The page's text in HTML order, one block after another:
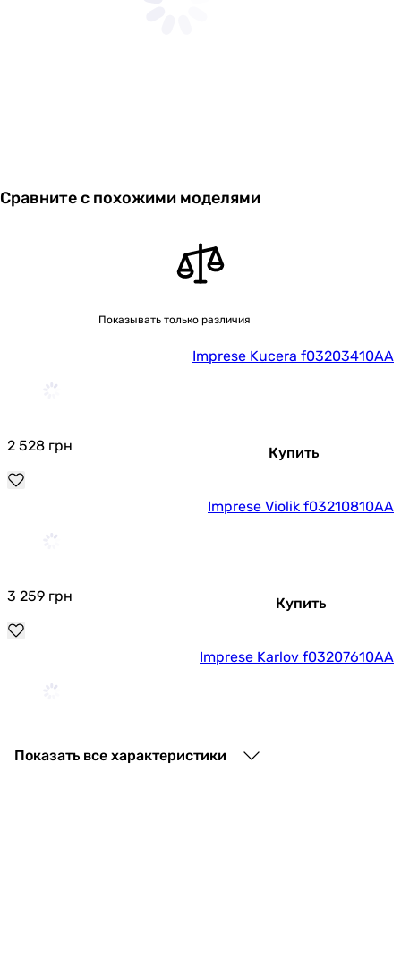
Сравните с похожими моделями
Показывать только различия
Imprese Kucera f03203410AA
2 528 грн Купить
Imprese Violik f03210810AA
3 259 грн Купить
Imprese Karlov f03207610AA
3 007
Показать все характеристики